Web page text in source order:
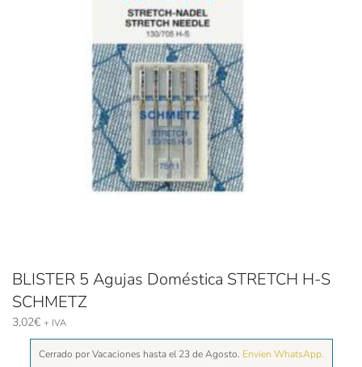
BLISTER 5 Agujas Doméstica STRETCH H-S
SCHMETZ
3,02€ + IVA
Cerrado por Vacaciones hasta el 23 de Agosto. Envien WhatsApp.